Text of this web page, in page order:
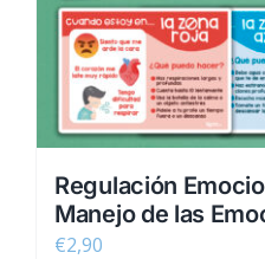
Regulación
Manejo de las
€2,90